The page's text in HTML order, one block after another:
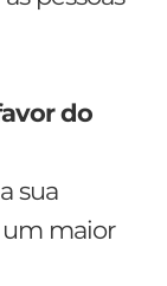
do
sua
um maior